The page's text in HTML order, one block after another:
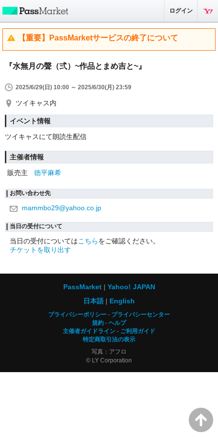
ログイン
【重要】PassMarketサービスの終了について
『水無月の聲（弍）~作品とまめ吉と~』
2025/6/29(日) 10:00 ～ 2025/6/30(月) 23:59
ツイキャス内
イベント情報
ツイキャスにて朗読生配信
主催者情報
販売主
徳平麻希
お問い合わせ先
mammbo29@yahoo.co.jp
当日の受付について
当日の受付についてはこちらをご確認ください。
チケットを取り出す
PassMarket
Yahoo! JAPAN
日本語
English
プライバシーポリシー
プライバシーセンター
規約
ヘルプ
主催者ガイドライン
ご利用ガイド
特定商取引法の表示
写真：アフロ
© LY Corporation